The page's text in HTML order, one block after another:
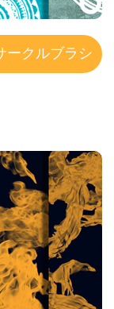
ークルブラシ